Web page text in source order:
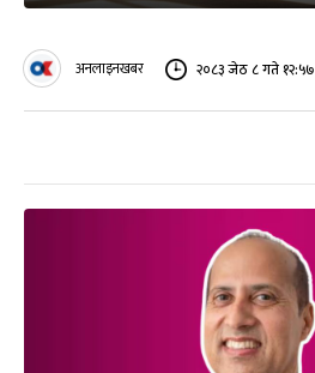
अनलाइनखबर २०८३ जेठ ८ गते १२:५७